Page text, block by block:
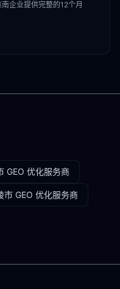
企业提供完整的12个月
GEO 优化服务商
市 GEO 优化服务商